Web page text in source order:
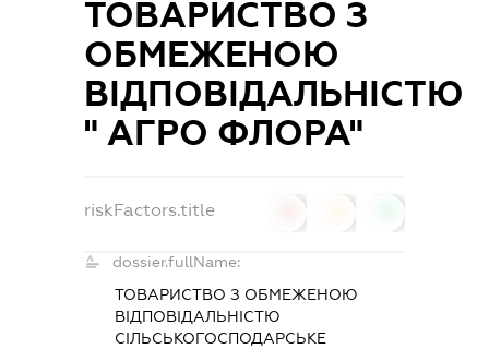
ТОВАРИСТВО З
ОБМЕЖЕНОЮ
ВІДПОВІДАЛЬНІСТЮ
" АГРО ФЛОРА"
riskFactors.title
dossier.fullName:
ТОВАРИСТВО З ОБМЕЖЕНОЮ
ВІДПОВІДАЛЬНІСТЮ
СІЛЬСЬКОГОСПОДАРСЬКЕ